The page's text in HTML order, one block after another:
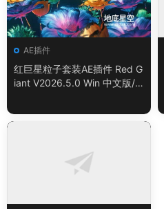
AE插件
红巨星粒子套装AE插件 Red G
iant V2026.5.0 Win 中文版/